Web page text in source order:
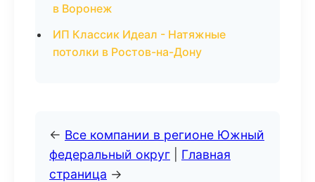
в Воронеж
ИП Классик Идеал - Натяжные
потолки в Ростов-на-Дону
← Все компании в регионе Южный
федеральный округ
Главная
страница →